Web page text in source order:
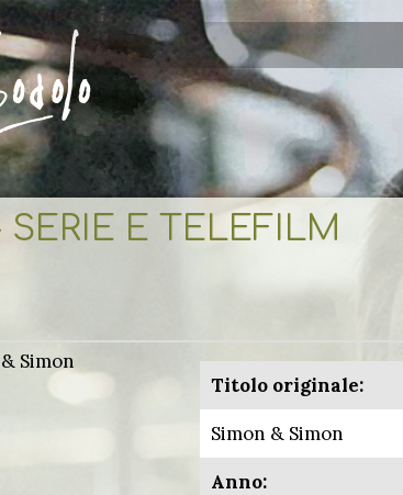
SERIE E TELEFILM
Simon
Titolo originale:
Simon & Simon
Anno: